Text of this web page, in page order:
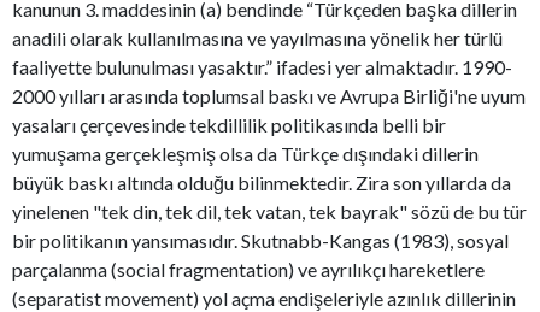
kanunun 3. maddesinin (a) bendinde “Türkçeden başka dillerin
anadili olarak kullanılmasına ve yayılmasına yönelik her türlü
faaliyette bulunulması yasaktır.” ifadesi yer almaktadır. 1990-
2000 yılları arasında toplumsal baskı ve Avrupa Birliği'ne uyum
yasaları çerçevesinde tekdillilik politikasında belli bir
yumuşama gerçekleşmiş olsa da Türkçe dışındaki dillerin
büyük baskı altında olduğu bilinmektedir. Zira son yıllarda da
yinelenen "tek din, tek dil, tek vatan, tek bayrak" sözü de bu tür
bir politikanın yansımasıdır. Skutnabb-Kangas (1983), sosyal
parçalanma (social fragmentation) ve ayrılıkçı hareketlere
(separatist movement) yol açma endişeleriyle azınlık dillerinin